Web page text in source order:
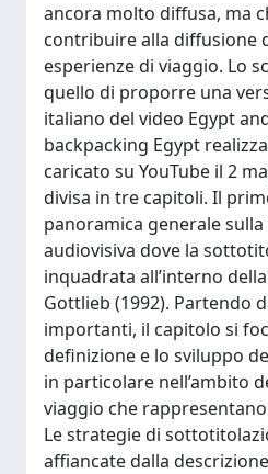
ancora molto diffusa, ma
contribuire alla diffusione
esperienze di viaggio. Lo
quello di proporre una
italiano del video Egypt
backpacking Egypt
caricato su YouTube il 2
divisa in tre capitoli. Il
panoramica generale
audiovisiva dove la
inquadrata all’interno
Gottlieb (1992). Partendo
importanti, il capitolo si
definizione e lo sviluppo
in particolare nell’ambito
viaggio che
Le strategie di
affiancate dalla